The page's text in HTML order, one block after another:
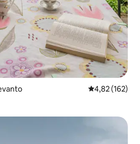
4,82 (162)